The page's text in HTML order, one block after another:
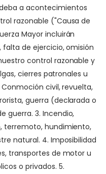
a acontecimientos
razonable ("Causa de
Mayor incluirán
de ejercicio, omisión
control razonable y
cierres patronales u
civil, revuelta,
guerra (declarada o
guerra. 3. Incendio,
terremoto, hundimiento,
natural. 4. Imposibilidad
transportes de motor u
o privados. 5.